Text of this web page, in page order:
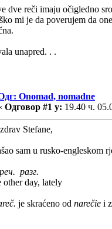
dve reči imaju očigledno
mi je da poverujem da
unapred. . .
Onomad, nomadne
Одговор #1 у: 19.40 ч.
Stefane,
sam u rusko-engleskom
разг.
other day, lately
je skraćeno od narečie i